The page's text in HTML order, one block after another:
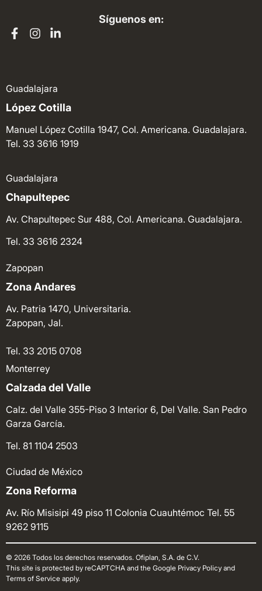
Síguenos en:
Guadalajara
López Cotilla
Manuel López Cotilla 1947, Col. Americana. Guadalajara.
Tel. 33 3616 1919
Guadalajara
Chapultepec
Av. Chapultepec Sur 488, Col. Americana. Guadalajara.
Tel. 33 3616 2324
Zapopan
Zona Andares
Av. Patria 1470, Universitaria.
Zapopan, Jal.
Tel. 33 2015 0708
Monterrey
Calzada del Valle
Calz. del Valle 355-Piso 3 Interior 6, Del Valle. San Pedro
Garza García.
Tel. 81 1104 2503
Ciudad de México
Zona Reforma
Av. Río Misisipi 49 piso 11 Colonia Cuauhtémoc Tel. 55
9262 9115
© 2026 Todos los derechos reservados. Ofiplan, S.A. de C.V.
This site is protected by reCAPTCHA and the Google Privacy Policy and
Terms of Service apply.